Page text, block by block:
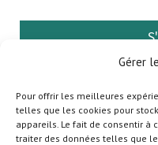
Gérer
Pour offrir les meilleures
telles que les cookies pour
appareils. Le fait de consentir à
traiter des données telles que